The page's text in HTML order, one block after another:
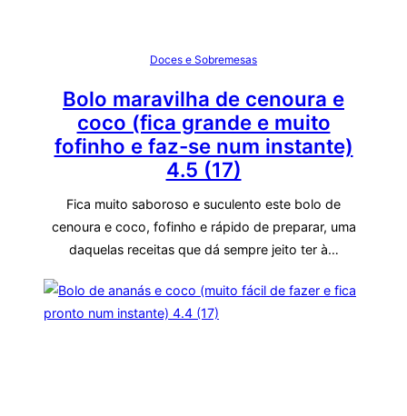
Doces e Sobremesas
Bolo maravilha de cenoura e
coco (fica grande e muito
fofinho e faz-se num instante)
4.5 (17)
Fica muito saboroso e suculento este bolo de
cenoura e coco, fofinho e rápido de preparar, uma
daquelas receitas que dá sempre jeito ter à…